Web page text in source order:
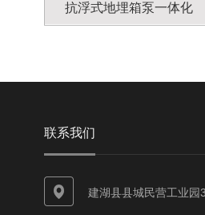
抗浮式地埋箱泵一体化
联系我们
建湖县县城民营工业园